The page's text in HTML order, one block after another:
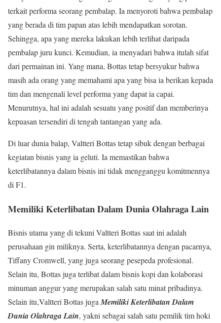
terkait performa seorang pembalap. Ia menyoroti bahwa pembalap
yang berada di tim papan atas lebih mendapatkan sorotan.
Sehingga, apa yang mereka lakukan lebih terlihat daripada
pembalap juru kunci. Kemudian, ia menyadari bahwa itulah sifat
dari permainan ini. Yang mana, Bottas tetap bersyukur bahwa
masih ada orang yang memahami apa yang bisa ia berikan kepada
tim dan mengenali level performa yang dapat ia capai.
Menurutnya, hal ini adalah sesuatu yang positif dan memberinya
kepuasan tersendiri di tengah tantangan yang ada.
Di luar dunia balap, Valtteri Bottas tetap sibuk dengan berbagai
kegiatan bisnis yang ia geluti. Ia memastikan bahwa
keterlibatannya dalam bisnis ini tidak mengganggu komitmennya
di F1.
Memiliki Keterlibatan Dalam Dunia Olahraga Lain
Bisnis utama yang di tekuni Valtteri Bottas saat ini adalah
perusahaan gin miliknya. Serta, keterlibatannya dengan pacarnya,
Tiffany Cromwell, yang juga seorang pesepeda profesional.
Selain itu, Bottas juga terlibat dalam bisnis kopi dan kolaborasi
minuman anggur yang merupakan salah satu minat pribadinya.
Selain itu,Valtteri Bottas jugaMemiliki Keterlibatan Dalam
Dunia Olahraga Lain, yakni sebagai salah satu pemilik tim hoki